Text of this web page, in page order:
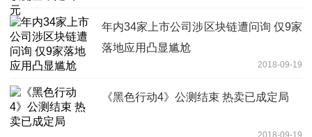
年内34家上市公司涉区块链遭问询 仅9家
落地应用凸显尴尬
2018-09-19
《黑色行动4》公测结束 热卖已成定局
2018-09-19